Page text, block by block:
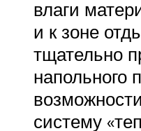
влаги
и к зоне
тщательно
напольного
систему